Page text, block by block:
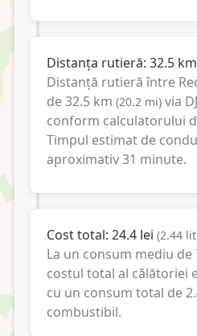
Distanța rutieră: 32.5 km
Distanță rutieră între
de32.5 km (20.2 mi) via
conform calculatorului
Timpul estimat de
aproximativ31 minute.
Cost total: 24.4 lei (2.44
La un consum mediu de
costul total al călătoriei
cu un consum total de
combustibil.